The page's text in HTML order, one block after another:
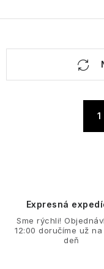
1
Expresná
Sme rýchli!
12:00 doručíme už
deň